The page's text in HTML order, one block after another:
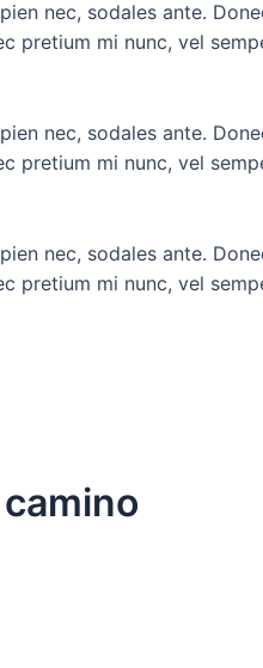
nec, sodales ante.
pretium mi nunc, vel
nec, sodales ante.
pretium mi nunc, vel
nec, sodales ante.
pretium mi nunc, vel